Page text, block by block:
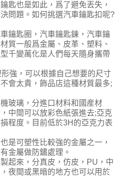
匙也是如此，爲了避免丟失，
問題。如何挑選汽車鑰匙扣呢?
匙圈，汽車鑰匙鍊，汽車鑰
質一般爲金屬、皮革、塑料、
千變萬化是人們每天隨身攜帶
，可以根據自己想要的尺寸
會太貴，飾品店這種材質最多;
璃，分進口材料和國産材
中間可以放彩色紙張進去;亞克
程度。目前低於3H的亞克力表
可塑性比較強的金屬之一，
金屬做防鏽處理。
來，分真皮，仿皮，PU，中
夜間或黑暗的地方也可以用於